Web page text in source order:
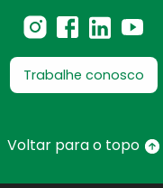
Trabalhe conosco
Voltar para o topo